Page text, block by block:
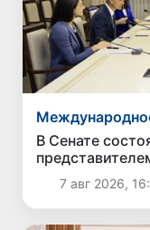
В Сенате
7 авг 2026,